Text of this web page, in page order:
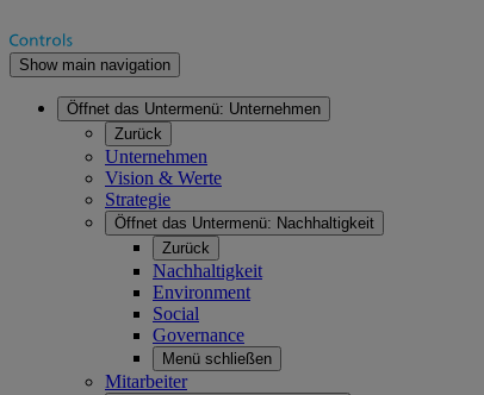
Show main navigation
Öffnet das Untermenü: Unternehmen
Zurück
Unternehmen
Vision & Werte
Strategie
Öffnet das Untermenü: Nachhaltigkeit
Zurück
Nachhaltigkeit
Environment
Social
Governance
Menü schließen
Mitarbeiter